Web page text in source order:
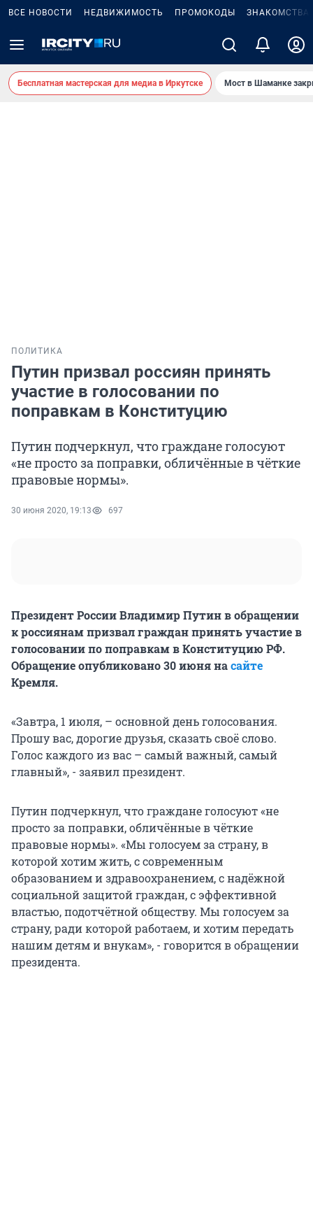
ВСЕ НОВОСТИ НЕДВИЖИМОСТЬ ПРОМОКОДЫ ЗНАКОМСТВА
Бесплатная мастерская для медиа в Иркутске Мост в Шаманке
ПОЛИТИКА
Путин призвал россиян принять
участие в голосовании по
поправкам в Конституцию
Путин подчеркнул, что граждане голосуют
«не просто за поправки, обличённые в чёткие
правовые нормы».
30 июня 2020, 19:13 697
Президент России Владимир Путин в обращении
к россиянам призвал граждан принять участие в
голосовании по поправкам в Конституцию РФ.
Обращение опубликовано 30 июня насайте
Кремля.
«Завтра, 1 июля, – основной день голосования.
Прошу вас, дорогие друзья, сказать своё слово.
Голос каждого из вас – самый важный, самый
главный», - заявил президент.
Путин подчеркнул, что граждане голосуют «не
просто за поправки, обличённые в чёткие
правовые нормы». «Мы голосуем за страну, в
которой хотим жить, с современным
образованием и здравоохранением, с надёжной
социальной защитой граждан, с эффективной
властью, подотчётной обществу. Мы голосуем за
страну, ради которой работаем, и хотим передать
нашим детям и внукам», - говорится в обращении
президента.